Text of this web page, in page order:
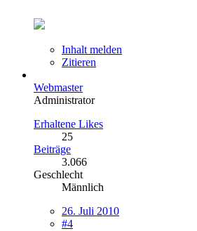
Inhalt melden
Zitieren
Webmaster
Administrator
Erhaltene Likes
25
Beiträge
3.066
Geschlecht
Männlich
26. Juli 2010
#4